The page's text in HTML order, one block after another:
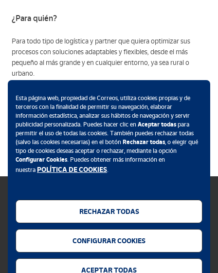
¿Para quién?
Para todo tipo de logística y partner que quiera optimizar sus
procesos con soluciones adaptables y flexibles, desde el más
pequeño al más grande y en cualquier entorno, ya sea rural o
urbano.
¿Cómo lo hacemos?
Identificando los problemas que afectan a los diferentes actores
del sector logístico con cerraduras y aplicaciones adaptables a
nuevos dispositivos o infraestructuras ya existentes para aportar
más valor de forma sostenible.
Política de cookies
Privacidad web
Esta página web, propiedad de Correos, utiliza cookies propias y de
terceros con la finalidad de permitir su navegación, elaborar
información estadística, analizar sus hábitos de navegación y servir
publicidad personalizada. Puedes hacer clic en Aceptar todaspara
permitir el uso de todas las cookies. También puedes rechazar todas
(salvo las cookies necesarias) en el botón Rechazar todas, o elegir qué
tipo de cookies deseas aceptar o rechazar, mediante la opción
Configurar Cookies. Puedes obtener más información en
nuestra POLÍTICA DE COOKIES.
RECHAZAR TODAS
CONFIGURAR COOKIES
ACEPTAR TODAS